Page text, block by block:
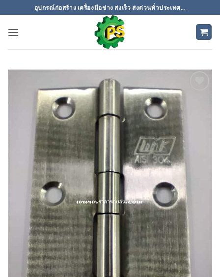
ไป
อุปกรณ์ก่อสร้าง เครื่องมือช่าง ส่งเร็ว ส่งด่วนทั่วประเทศ...
เพิ่มเข้า
ติดตาม